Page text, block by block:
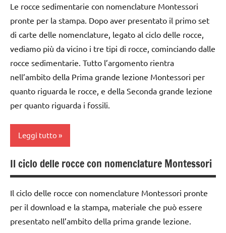
didattico
nomenclature
Terra
TUTTI GLI
ARGOMENTI
PER ETA'
TUTTI GLI
ARTICOLI
2a
3a
anni
DOWNLOAD
COSMICA
MONTESSORI
didattico
Le rocce sedimentarie con nomenclature Montessori
pronte per la stampa. Dopo aver presentato il primo set
di carte delle nomenclature, legato al ciclo delle rocce,
vediamo più da vicino i tre tipi di rocce, cominciando dalle
rocce sedimentarie. Tutto l’argomento rientra
nell’ambito della Prima grande lezione Montessori per
quanto riguarda le rocce, e della Seconda grande lezione
per quanto riguarda i fossili.
Leggi tutto
classe
1a
classe
2a
Il ciclo delle rocce con nomenclature Montessori
Il ciclo delle rocce con nomenclature Montessori pronte
per il download e la stampa, materiale che può essere
presentato nell’ambito della prima grande lezione.